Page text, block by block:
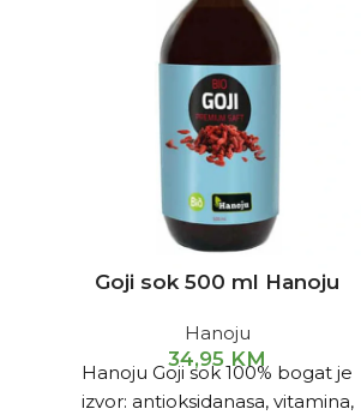
Goji sok 500 ml Hanoju
Hanoju
34,95 KM
Hanoju Goji sok 100% bogat je
izvor: antioksidanasa, vitamina,